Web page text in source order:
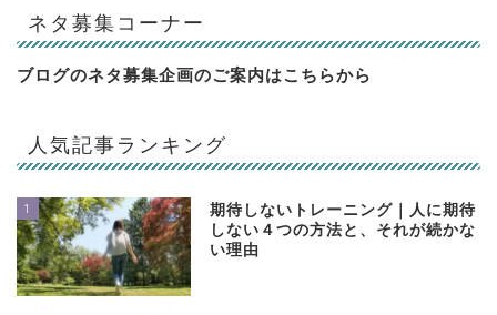
ネタ募集コーナー
ブログのネタ募集企画のご案内はこちらから
人気記事ランキング
1
期待しないトレーニング｜人に期待
しない４つの方法と、それが続かな
い理由